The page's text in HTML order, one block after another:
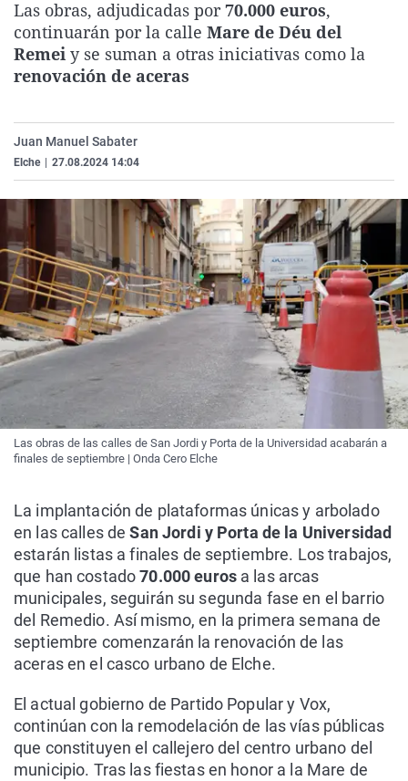
La rosa de los vientos
Gente viajera
Caso
Retornados
Extremadura
Galicia
Virales
Televisión
Las obras, adjudicadas por70.000 euros,
continuarán por la calle Mare de Déu del
Remei y se suman a otras iniciativas como la
renovación de aceras
Juan Manuel Sabater
Elche 27.08.2024 14:04
Las obras de las calles de San Jordi y Porta de la Universidad acabarán a
finales de septiembre | Onda Cero Elche
La implantación de plataformas únicas y arbolado
en las calles deSan Jordi y Porta de la Universidad
estarán listas a finales de septiembre. Los trabajos,
que han costado70.000 euros a las arcas
municipales, seguirán su segunda fase en el barrio
del Remedio. Así mismo, en la primera semana de
septiembre comenzarán la renovación de las
aceras en el casco urbano de Elche.
El actual gobierno de Partido Popular y Vox,
continúan con la remodelación de las vías públicas
que constituyen el callejero del centro urbano del
municipio. Tras las fiestas en honor a la Mare de